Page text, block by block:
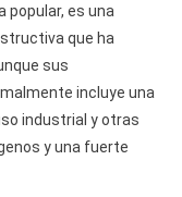
popular, es una
que ha
sus
incluye una
industrial y otras
y una fuerte